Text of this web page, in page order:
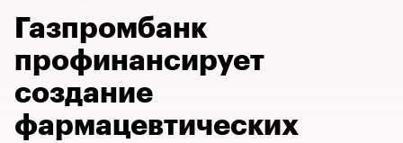
Газпромбанк
профинансирует
создание
фармацевтических